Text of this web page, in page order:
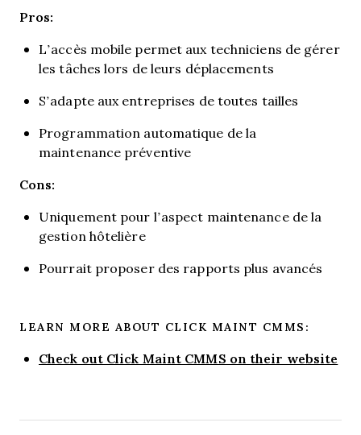
Pros:
L’accès mobile permet aux techniciens de gérer
les tâches lors de leurs déplacements
S’adapte aux entreprises de toutes tailles
Programmation automatique de la
maintenance préventive
Cons:
Uniquement pour l’aspect maintenance de la
gestion hôtelière
Pourrait proposer des rapports plus avancés
LEARN MORE ABOUT CLICK MAINT CMMS:
Check out Click Maint CMMS on their website